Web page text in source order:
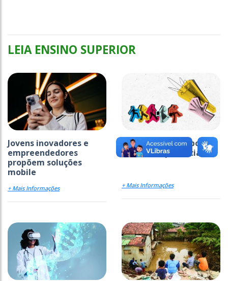
LEIA ENSINO SUPERIOR
Jovens inovadores e
empreendedores
propõem soluções
mobile
+ Mais Informações
IA acelera busca por
novas competências
+ Mais Informações